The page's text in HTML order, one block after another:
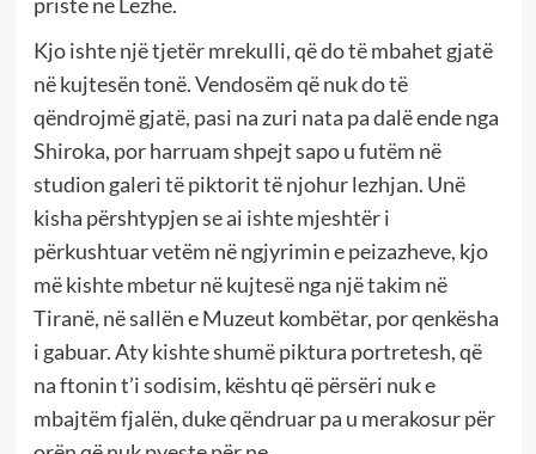
Kjo ishte një tjetër mrekulli, që do të mbahet gjatë
në kujtesën tonë. Vendosëm që nuk do të
qëndrojmë gjatë, pasi na zuri nata pa dalë ende nga
Shiroka, por harruam shpejt sapo u futëm në
studion galeri të piktorit të njohur lezhjan. Unë
kisha përshtypjen se ai ishte mjeshtër i
përkushtuar vetëm në ngjyrimin e peizazheve, kjo
më kishte mbetur në kujtesë nga një takim në
Tiranë, në sallën e Muzeut kombëtar, por qenkësha
i gabuar. Aty kishte shumë piktura portretesh, që
na ftonin t’i sodisim, kështu që përsëri nuk e
mbajtëm fjalën, duke qëndruar pa u merakosur për